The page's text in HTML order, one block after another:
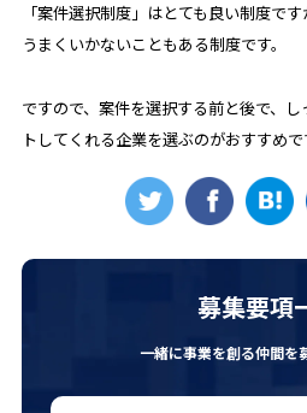
「案件選択制度」はとても良い制度で
うまくいかないこともある制度です。
ですので、案件を選択する前と後で、
トしてくれる企業を選ぶのがおすすめで
募集要項
一緒に事業を創る仲間を